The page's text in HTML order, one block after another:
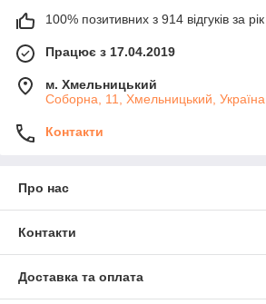
100% позитивних з 914 відгуків за рік
Працює з 17.04.2019
м. Хмельницький
Соборна, 11, Хмельницький, Україна
Контакти
Про нас
Контакти
Доставка та оплата